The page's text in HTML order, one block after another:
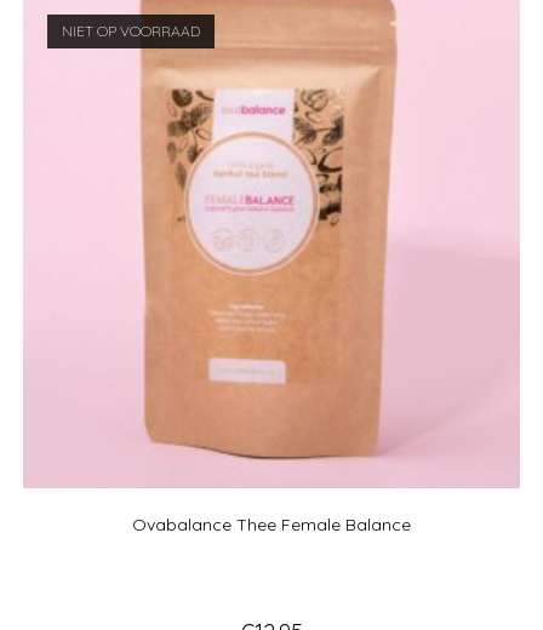
NIET OP VOORRAAD
Ovabalance Thee Female Balance